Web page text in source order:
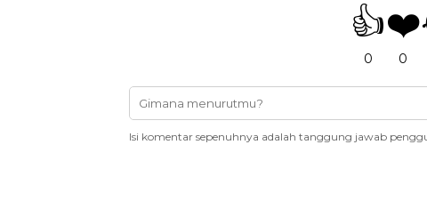
👍
0
❤️
0
Isi komentar sepenuhnya adalah tanggung jawab